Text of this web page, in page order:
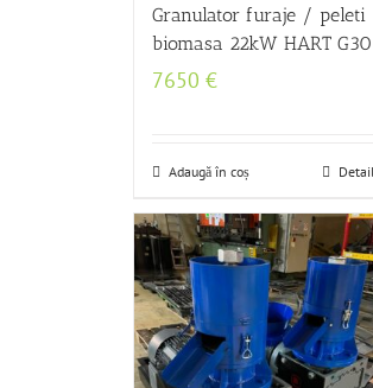
Granulator furaje / peleti
biomasa 22kW HART G30
7650 €
Adaugă în coș